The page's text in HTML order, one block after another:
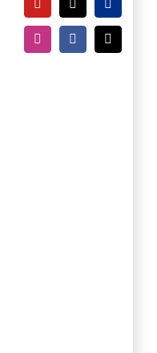
YouTubeTiktokPayPal
InstagramFacebook
E-
Mail